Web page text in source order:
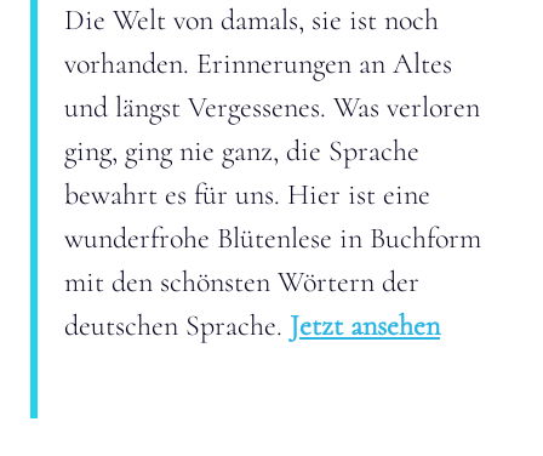
Die Welt von damals, sie ist noch
vorhanden. Erinnerungen an Altes
und längst Vergessenes. Was verloren
ging, ging nie ganz, die Sprache
bewahrt es für uns. Hier ist eine
wunderfrohe Blütenlese in Buchform
mit den schönsten Wörtern der
deutschen Sprache. Jetzt ansehen